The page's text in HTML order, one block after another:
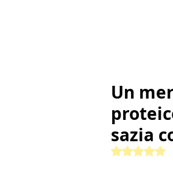
Un
sazia